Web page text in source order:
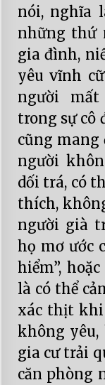
nói, nghĩa
những thứ
gia đình,
yêu vĩnh
người
trong sự cô
cũng mang
người
dối trá, có
thích,
người già
họ mơ ước
hiểm”,
là có thể
xác thịt
không yêu,
gia cư trải
căn phòng